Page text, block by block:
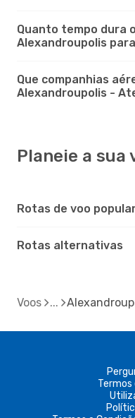
Quanto tempo dura
Alexandroupolis
Que companhias
Alexandroupolis -
Planeie a sua
Rotas de voo
Rotas alternativas
Voos
Termos